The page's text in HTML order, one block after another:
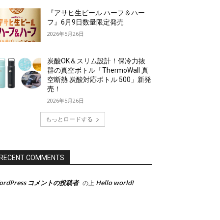
『アサヒ生ビール ハーフ＆ハー
フ』6月9日数量限定発売
2026年5月26日
炭酸OK＆スリム設計！保冷力抜
群の真空ボトル「ThermoWall 真
空断熱 炭酸対応ボトル 500」新発
売！
2026年5月26日
もっとロードする
COMMENTS
コメントの投稿者 の上 Hello world!